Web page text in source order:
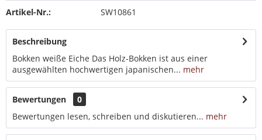
Artikel-Nr.: SW10861
Beschreibung
Bokken weiße Eiche Das Holz-Bokken ist aus einer
ausgewählten hochwertigen japanischen... mehr
Bewertungen
0
Bewertungen lesen, schreiben und diskutieren... mehr